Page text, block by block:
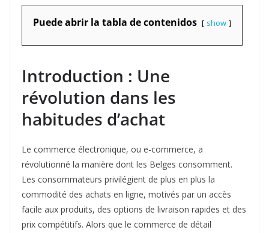
Puede abrir la tabla de contenidos show
Introduction : Une
révolution dans les
habitudes d’achat
Le commerce électronique, ou e-commerce, a
révolutionné la manière dont les Belges consomment.
Les consommateurs privilégient de plus en plus la
commodité des achats en ligne, motivés par un accès
facile aux produits, des options de livraison rapides et des
prix compétitifs. Alors que le commerce de détail